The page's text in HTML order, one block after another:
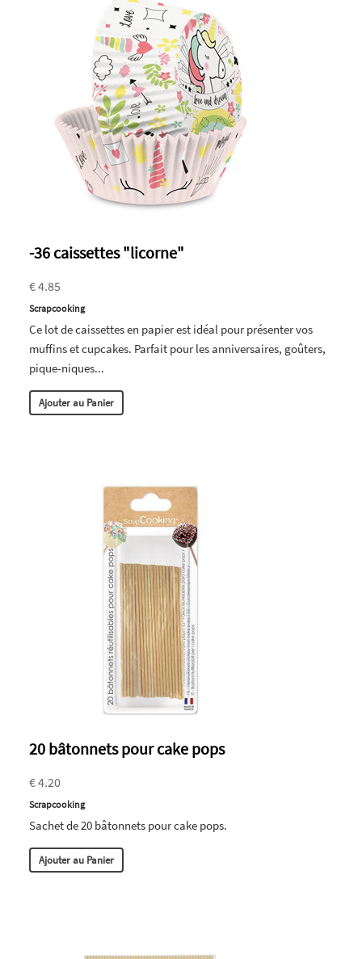
-36 caissettes "licorne"
€ 4.85
Scrapcooking
Ce lot de caissettes en papier est idéal pour présenter vos
muffins et cupcakes. Parfait pour les anniversaires, goûters,
pique-niques...
Ajouter au Panier
20 bâtonnets pour cake pops
€ 4.20
Scrapcooking
Sachet de 20 bâtonnets pour cake pops.
Ajouter au Panier